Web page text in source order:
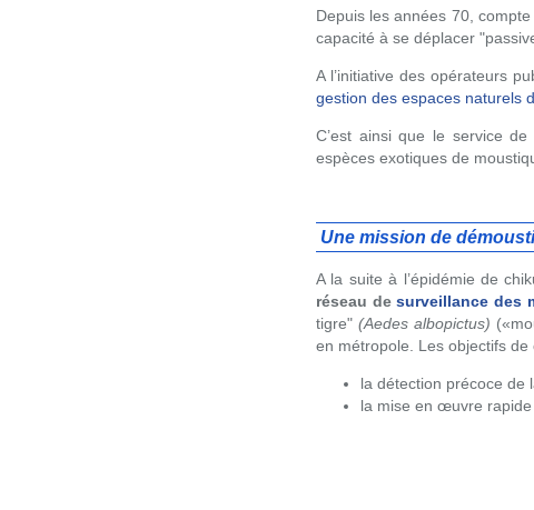
Depuis les années 70,
capacité à se déplacer
A l’initiative des opérateurs
gestion des espaces naturels
C’est ainsi que le service
espèces exotiques de
Une mission de
A la suite à l’épidémie de
réseau desurveillance des
tigre" (Aedes albopictus)
en métropole. Les objectifs de
la détection précoce de
la mise en œuvre